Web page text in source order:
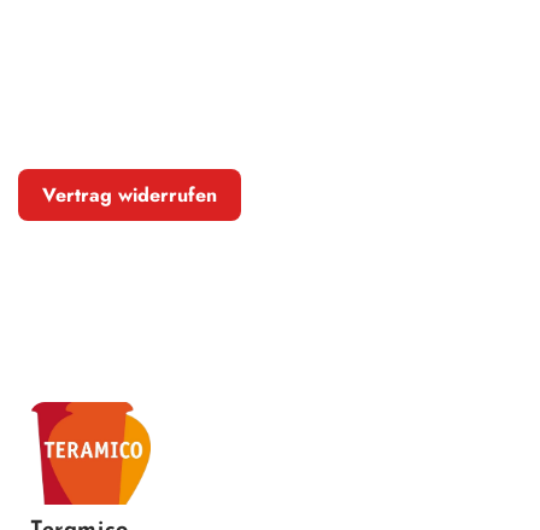
Vertrag widerrufen